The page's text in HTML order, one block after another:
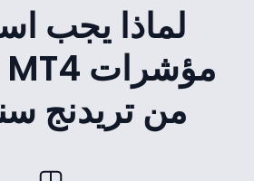
لماذا يجب
من تريدنج